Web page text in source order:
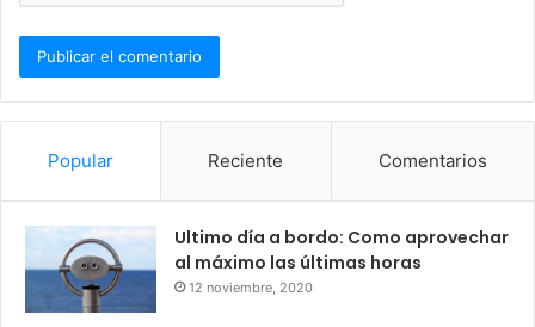
Popular Reciente Comentarios
Ultimo día a bordo: Como aprovechar
al máximo las últimas horas
12 noviembre, 2020